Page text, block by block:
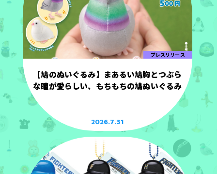
プレスリリース
【鳩のぬいぐるみ】まあるい鳩胸とつぶら
な瞳が愛らしい、もちもちの鳩ぬいぐるみ
2026.7.31